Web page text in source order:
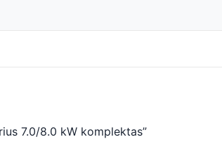
7.0/8.0 kW komplektas”